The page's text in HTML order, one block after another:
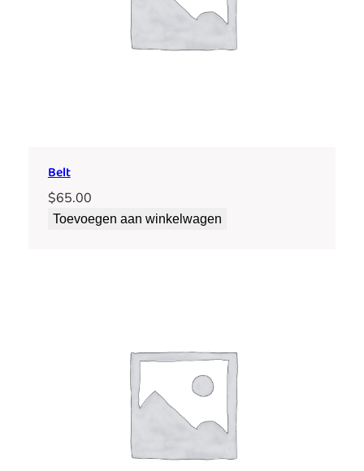
Belt
$65.00
Toevoegen aan winkelwagen